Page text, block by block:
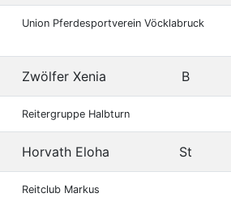
Union Pferdesportverein Vöcklabruck
Zwölfer Xenia B
Reitergruppe Halbturn
Horvath Eloha St
Reitclub Markus